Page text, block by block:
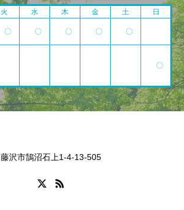
火 水 木 金 土
日
〇 〇 〇 〇 〇
〇
藤沢市鵠沼石上1-4-13-505